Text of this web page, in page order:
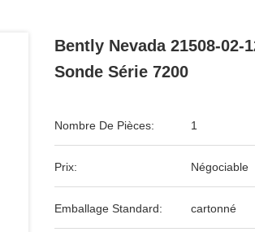
Bently Nevada 21508-02-
Sonde Série 7200
Nombre De Pièces: 1
Prix: Négociable
Emballage Standard: cartonné